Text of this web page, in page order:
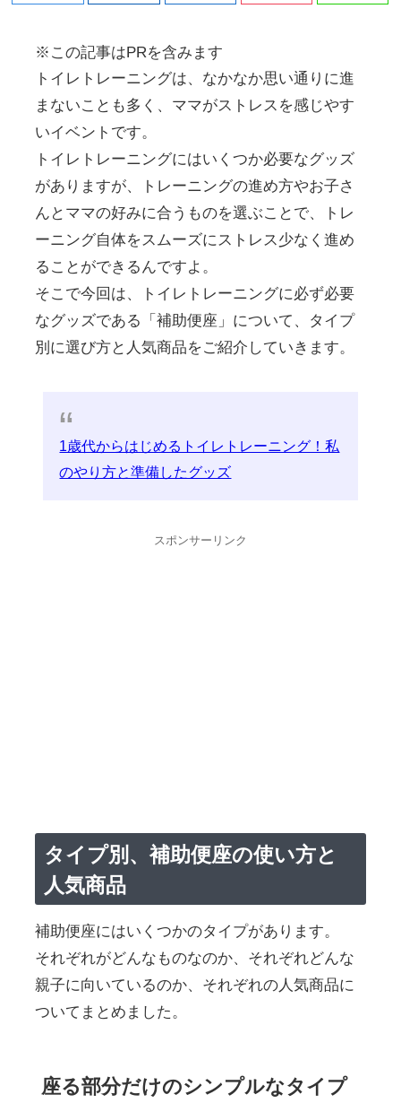
※この記事はPRを含みます
トイレトレーニングは、なかなか思い通りに進
まないことも多く、ママがストレスを感じやす
いイベントです。
トイレトレーニングにはいくつか必要なグッズ
がありますが、トレーニングの進め方やお子さ
んとママの好みに合うものを選ぶことで、トレ
ーニング自体をスムーズにストレス少なく進め
ることができるんですよ。
そこで今回は、トイレトレーニングに必ず必要
なグッズである「補助便座」について、タイプ
別に選び方と人気商品をご紹介していきます。
1歳代からはじめるトイレトレーニング！私
のやり方と準備したグッズ
スポンサーリンク
タイプ別、補助便座の使い方と
人気商品
補助便座にはいくつかのタイプがあります。
それぞれがどんなものなのか、それぞれどんな
親子に向いているのか、それぞれの人気商品に
ついてまとめました。
座る部分だけのシンプルなタイプ